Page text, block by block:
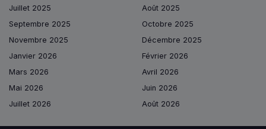
Juillet 2025
Août 2025
Septembre 2025
Octobre 2025
Novembre 2025
Décembre 2025
Janvier 2026
Février 2026
Mars 2026
Avril 2026
Mai 2026
Juin 2026
Juillet 2026
Août 2026